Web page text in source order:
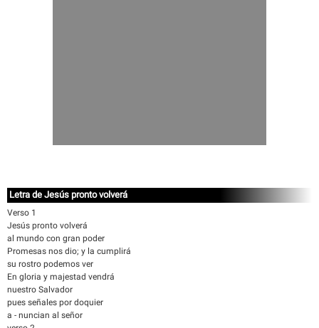
Letra de Jesús pronto volverá
Verso 1
Jesús pronto volverá
al mundo con gran poder
Promesas nos dio; y la cumplirá
su rostro podemos ver
En gloria y majestad vendrá
nuestro Salvador
pues señales por doquier
a - nuncian al señor